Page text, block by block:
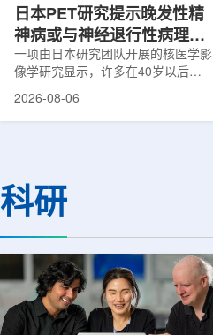
日本PET研究提示晚发性精
神病或与神经退行性病理相
关
一项由日本研究团队开展的核医学影
像学研究显示，许多在40岁以后首
次出现幻觉、妄想等精神病性症状的
踪剂^11C-PiB，以及tau蛋白PET示
踪剂^18F-florzolotau，对受试者大
神病患者中，β-淀粉样蛋白阳性...
2026-08-06
科研